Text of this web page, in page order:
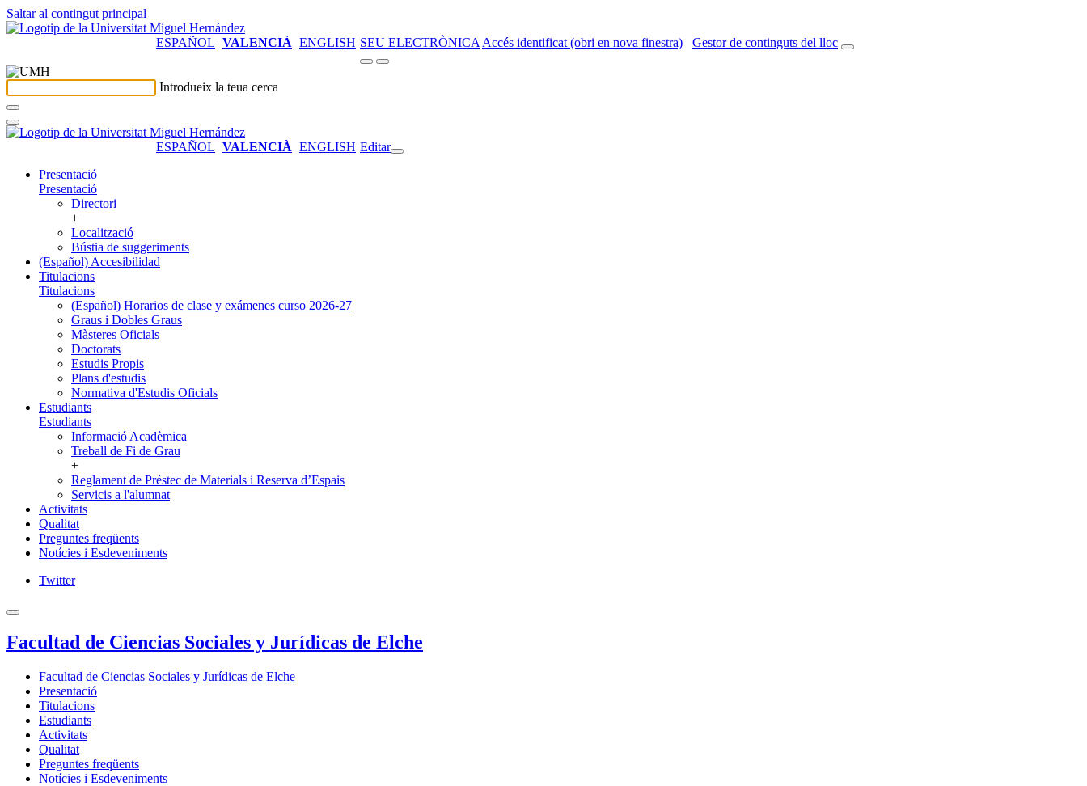
Saltar al contingut principal
ESPAÑOL VALENCIÀ ENGLISH SEU ELECTRÒNICA Accés identificat (obri en nova finestra) Gestor de continguts del lloc
Introdueix la teua cerca
ESPAÑOL VALENCIÀ ENGLISH Editar
Presentació
Presentació
Directori
+
Localització
Bústia de suggeriments
(Español) Accesibilidad
Titulacions
Titulacions
(Español) Horarios de clase y exámenes curso 2026-27
Graus i Dobles Graus
Màsteres Oficials
Doctorats
Estudis Propis
Plans d'estudis
Normativa d'Estudis Oficials
Estudiants
Estudiants
Informació Acadèmica
Treball de Fi de Grau
+
Reglament de Préstec de Materials i Reserva d’Espais
Servicis a l'alumnat
Activitats
Qualitat
Preguntes freqüents
Notícies i Esdeveniments
Twitter
Facultad de Ciencias Sociales y Jurídicas de Elche
Facultad de Ciencias Sociales y Jurídicas de Elche
Presentació
Titulacions
Estudiants
Activitats
Qualitat
Preguntes freqüents
Notícies i Esdeveniments